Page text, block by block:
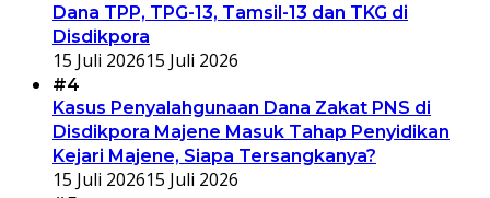
Dana TPP, TPG-13, Tamsil-13 dan TKG di
Disdikpora
15 Juli 202615 Juli 2026
#4
Kasus Penyalahgunaan Dana Zakat PNS di
Disdikpora Majene Masuk Tahap Penyidikan
Kejari Majene, Siapa Tersangkanya?
15 Juli 202615 Juli 2026